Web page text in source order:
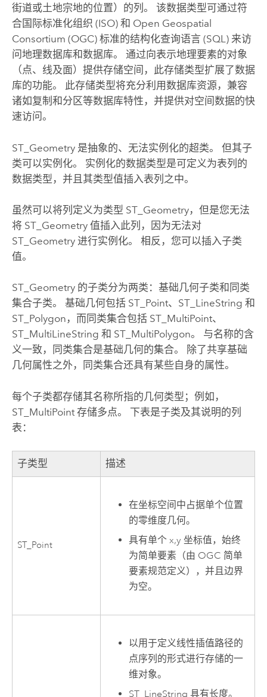
街道或土地宗地的位置）的列。 该数据类型可通过符
合国际标准化组织 (ISO) 和 Open Geospatial
Consortium (OGC)标准的结构化查询语言 (SQL) 来访
问地理数据库和数据库。 通过向表示地理要素的对象
（点、线及面）提供存储空间，此存储类型扩展了数据
库的功能。 此存储类型将充分利用数据库资源，兼容
诸如复制和分区等数据库特性，并提供对空间数据的快
速访问。
ST_Geometry 是抽象的、无法实例化的超类。 但其子
类可以实例化。 实例化的数据类型是可定义为表列的
数据类型，并且其类型值插入表列之中。
虽然可以将列定义为类型 ST_Geometry，但是您无法
将 ST_Geometry 值插入此列，因为无法对
ST_Geometry 进行实例化。 相反，您可以插入子类
值。
ST_Geometry 的子类分为两类：基础几何子类和同类
集合子类。 基础几何包括 ST_Point、ST_LineString 和
ST_Polygon，而同类集合包括 ST_MultiPoint、
ST_MultiLineString 和 ST_MultiPolygon。 与名称的含
义一致，同类集合是基础几何的集合。 除了共享基础
几何属性之外，同类集合还具有某些自身的属性。
每个子类都存储其名称所指的几何类型；例如，
ST_MultiPoint 存储多点。 下表是子类及其说明的列
表：
子类型 描述
ST_Point
在坐标空间中占据单个位置
的零维度几何。
具有单个 x,y 坐标值，始终
为简单要素（由 OGC 简单
要素规范定义），并且边界
为空。
以用于定义线性插值路径的
点序列的形式进行存储的一
维对象。
ST_LineString 具有长度。